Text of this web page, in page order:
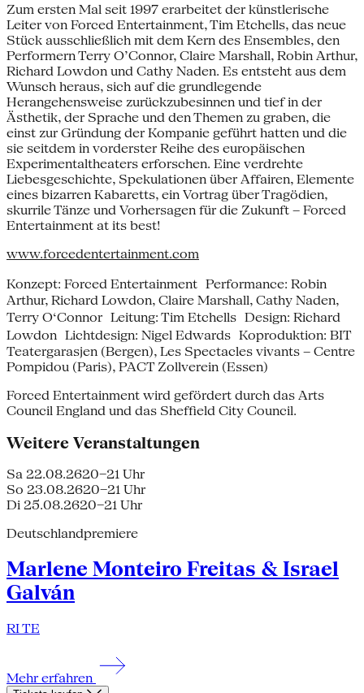
Zum ersten Mal seit 1997 erarbeitet der künstlerische
Leiter von Forced Entertainment, Tim Etchells, das neue
Stück ausschließlich mit dem Kern des Ensembles, den
Performern Terry O’Connor, Claire Marshall, Robin Arthur,
Richard Lowdon und Cathy Naden. Es entsteht aus dem
Wunsch heraus, sich auf die grundlegende
Herangehensweise zurückzubesinnen und tief in der
Ästhetik, der Sprache und den Themen zu graben, die
einst zur Gründung der Kompanie geführt hatten und die
sie seitdem in vorderster Reihe des europäischen
Experimentaltheaters erforschen. Eine verdrehte
Liebesgeschichte, Spekulationen über Affairen, Elemente
eines bizarren Kabaretts, ein Vortrag über Tragödien,
skurrile Tänze und Vorhersagen für die Zukunft – Forced
Entertainment at its best!
www.forcedentertainment.com
Konzept: Forced Entertainment Performance: Robin
Arthur, Richard Lowdon, Claire Marshall, Cathy Naden,
Terry O‘Connor Leitung: Tim Etchells Design: Richard
Lowdon Lichtdesign: Nigel Edwards Koproduktion: BIT
Teatergarasjen (Bergen), Les Spectacles vivants – Centre
Pompidou (Paris), PACT Zollverein (Essen)
Forced Entertainment wird gefördert durch das Arts
Council England und das Sheffield City Council.
Weitere Veranstaltungen
Sa 22.08.2620–21 Uhr
So 23.08.2620–21 Uhr
Di 25.08.2620–21 Uhr
Deutschlandpremiere
Marlene Monteiro Freitas & Israel
Galván
RI TE
Mehr erfahren